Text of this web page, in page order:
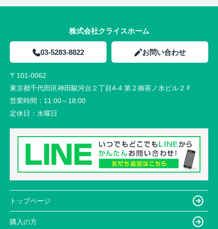
株式会社クライスホーム
03-5283-8822 お問い合わせ
〒101-0062
東京都千代田区神田駿河台２丁目4-4 第２御茶ノ水ビル２Ｆ
営業時間： 11:00～18:00
定休日： 水曜日
トップページ
購入の方